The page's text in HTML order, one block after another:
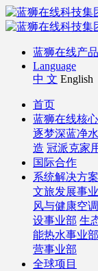
蓝狮在线产品
Language
中 文 English
首页
蓝狮在线核
逐梦深蓝净
造 冠派克家
国际合作
系统解决方案
文旅发展事
风与健康空
设事业部 生
能热水事业部
营事业部
全球项目